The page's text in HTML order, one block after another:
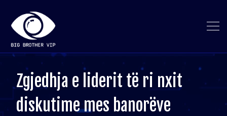
Zgjedhja e liderit të ri nxit
diskutime mes banorëve